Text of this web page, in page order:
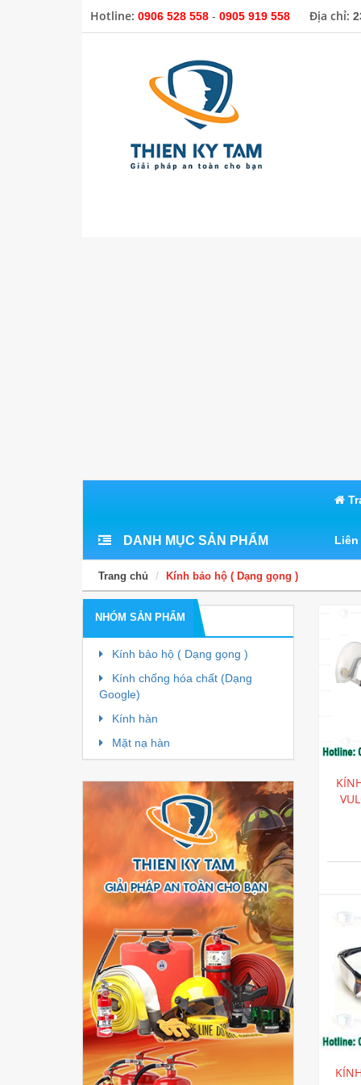
Hotline: 0906 528 558 - 0905 919 558 Địa chỉ:
Liên
DANH MỤC SẢN PHẨM
Trang chủ Kính bảo hộ ( Dạng gọng )
NHÓM SẢN PHẨM
Kính bảo hộ ( Dạng gọng )
Kính chống hóa chất (Dạng
Google)
Kính hàn
Mặt nạ hàn